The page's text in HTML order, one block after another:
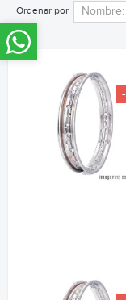
Ordenar por